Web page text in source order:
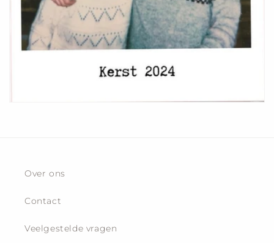
Over ons
Contact
Veelgestelde vragen